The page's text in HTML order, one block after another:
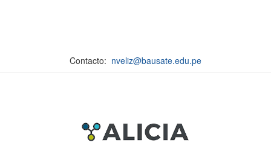
Contacto: nveliz@bausate.edu.pe